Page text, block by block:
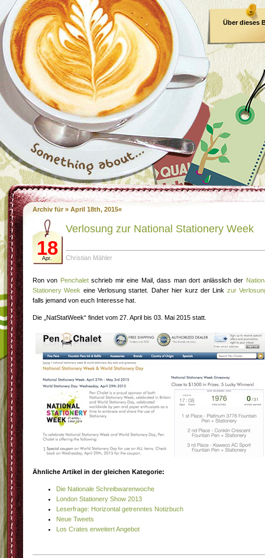
Über dieses
Archiv für » April 18th, 2015«
18
Apr.
Verlosung zur National Stationery Week
Christian Mähler
Ron von Penchalet schrieb mir eine Mail, dass man dort anlässlich der
Stationery Week eine Verlosung startet. Daher hier kurz der Link zur
falls jemand von euch Interesse hat.
Die „NatStatWeek“ findet vom 27. April bis 03. Mai 2015 statt.
Ähnliche Artikel in der gleichen Kategorie:
Die Nationale Schreibwarenwoche
London Stationery Show 2013
Leserfrage: Horizontal getrenntes Notizbuch
Neue Tweets
Los Crates erweitert Angebot